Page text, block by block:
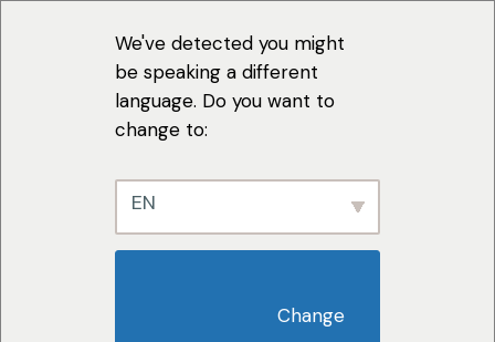
We've detected you might
be speaking a different
language. Do you want to
change to:
EN